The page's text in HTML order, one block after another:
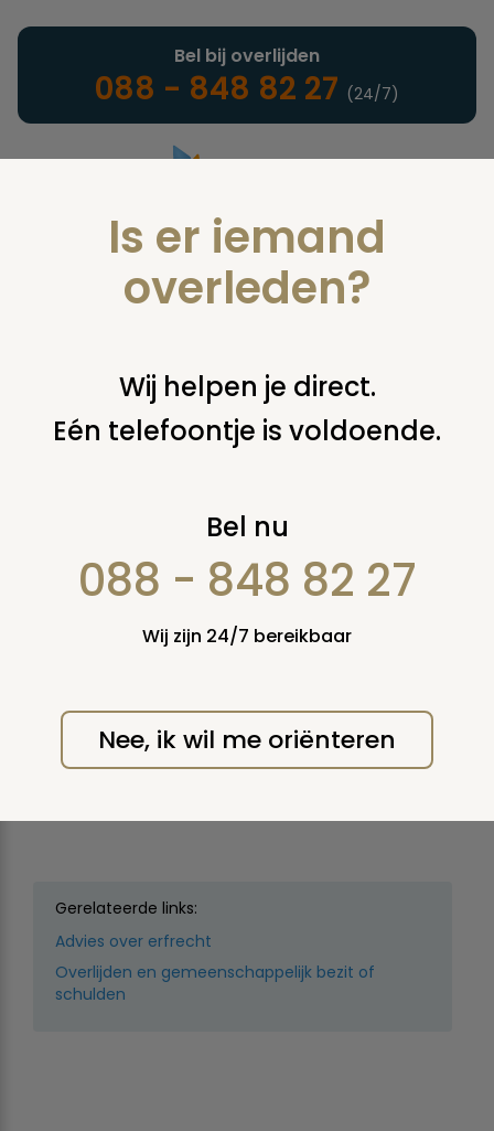
Landelijke uitvaartonderneming
Bel bij overlijden
088 - 848 82 27 (24/7)
U bent hier: home nieuws & agenda nieuws nieuwe
adverteeder: kramer bv te arnhem en omstreken.
Nieuwe adverteeder:
Kramer BV te Arnhem
en omstreken.
Voor meer informatie, zie
http://www.kramerbv.nl/
Gerelateerde links:
Advies over erfrecht
Overlijden en gemeenschappelijk bezit of
schulden
Is er iemand
overleden?
Wij helpen je direct.
Eén telefoontje is voldoende.
Bel nu
088 - 848 82 27
Wij zijn 24/7 bereikbaar
Nee, ik wil me oriënteren